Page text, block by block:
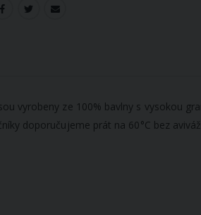
vyrobeny ze 100% bavlny s vysokou
doporučujeme prát na 60°C bez